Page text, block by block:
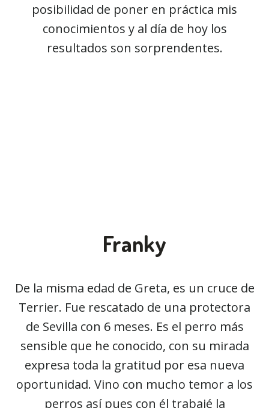
posibilidad de poner en práctica mis
conocimientos y al día de hoy los
resultados son sorprendentes.
Franky
De la misma edad de Greta, es un cruce de
Terrier. Fue rescatado de una protectora
de Sevilla con 6 meses. Es el perro más
sensible que he conocido, con su mirada
expresa toda la gratitud por esa nueva
oportunidad. Vino con mucho temor a los
perros así pues con él trabajé la